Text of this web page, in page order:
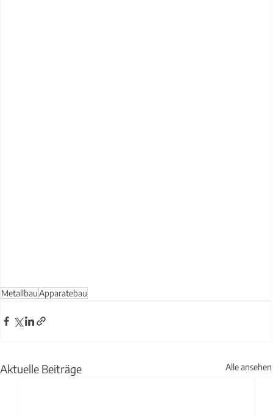
MetallbauApparatebau
Aktuelle Beiträge Alle ansehen